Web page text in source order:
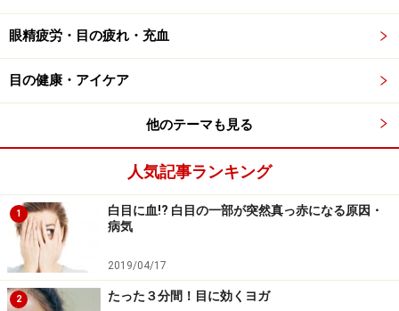
眼精疲労・目の疲れ・充血
目の健康・アイケア
他のテーマも見る
人気記事ランキング
1
白目に血!? 白目の一部が突然真っ赤になる原因・
病気
2019/04/17
2 たった３分間！目に効くヨガ